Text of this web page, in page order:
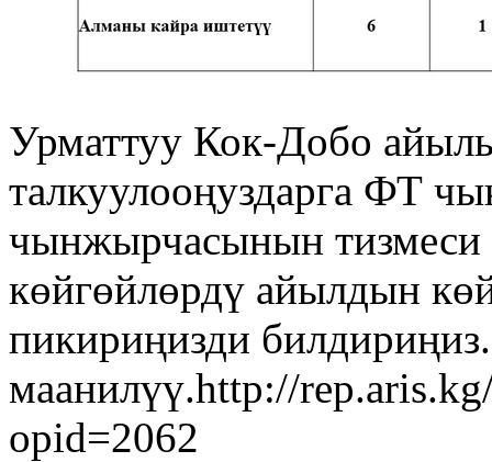
Урматтуу Кок-Добо
талкуулооңуздарга ФТ
чынжырчасынын тизмеси
көйгөйлөрдү айылдын
пикириңизди
маанилүү.http://
opid=2062